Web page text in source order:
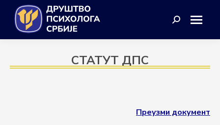
Search:
СТАТУТ ДПС
Преузми документ